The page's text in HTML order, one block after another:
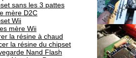
sans les 3 pattes
mère D2C
Wii
mère Wii
la résine à chaud
la résine du chipset
Nand Flash